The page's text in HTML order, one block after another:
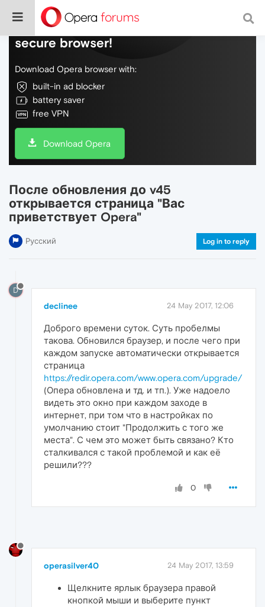
Do more on the web, with a fast and
secure browser!
Download Opera browser with:
built-in ad blocker
battery saver
free VPN
Download Opera
После обновления до v45
открывается страница "Вас
приветствует Opera"
Русский Log in to reply
D
declinee 24 May 2017, 12:06
Доброго времени суток. Суть пробелмы
такова. Обновился браузер, и после чего при
каждом запуске автоматически открывается
страница
https://redir.opera.com/www.opera.com/upgrade/
(Опера обновлена и тд. и тп.). Уже надоело
видеть это окно при каждом заходе в
интернет, при том что в настройках по
умолчанию стоит "Продолжить с того же
места". С чем это может быть связано? Кто
сталкивался с такой проблемой и как её
решили???
0
operasilver40 24 May 2017, 13:59
Щелкните ярлык браузера правой
кнопкой мыши и выберите пункт